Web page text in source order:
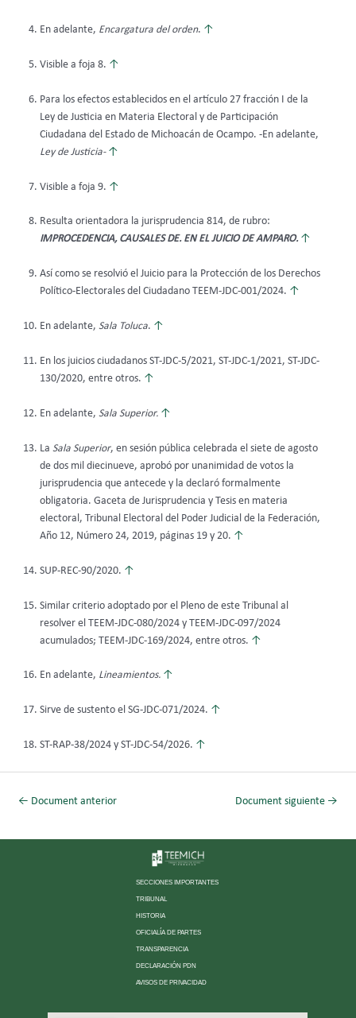
En adelante, Encargatura del orden. ↑
Visible a foja 8. ↑
Para los efectos establecidos en el artículo 27 fracción I de la
Ley de Justicia en Materia Electoral y de Participación
Ciudadana del Estado de Michoacán de Ocampo. -En adelante,
Ley de Justicia- ↑
Visible a foja 9. ↑
Resulta orientadora la jurisprudencia 814, de rubro:
IMPROCEDENCIA, CAUSALES DE. EN EL JUICIO DE AMPARO. ↑
Así como se resolvió el Juicio para la Protección de los Derechos
Político-Electorales del Ciudadano TEEM-JDC-001/2024. ↑
En adelante, Sala Toluca. ↑
En los juicios ciudadanos ST-JDC-5/2021, ST-JDC-1/2021, ST-JDC-
130/2020, entre otros. ↑
En adelante, Sala Superior. ↑
La Sala Superior, en sesión pública celebrada el siete de agosto
de dos mil diecinueve, aprobó por unanimidad de votos la
jurisprudencia que antecede y la declaró formalmente
obligatoria. Gaceta de Jurisprudencia y Tesis en materia
electoral, Tribunal Electoral del Poder Judicial de la Federación,
Año 12, Número 24, 2019, páginas 19 y 20. ↑
SUP-REC-90/2020. ↑
Similar criterio adoptado por el Pleno de este Tribunal al
resolver el TEEM-JDC-080/2024 y TEEM-JDC-097/2024
acumulados; TEEM-JDC-169/2024, entre otros. ↑
En adelante, Lineamientos. ↑
Sirve de sustento el SG-JDC-071/2024. ↑
ST-RAP-38/2024 y ST-JDC-54/2026. ↑
← Document anterior Document siguiente →
SECCIONES IMPORTANTES
TRIBUNAL
HISTORIA
OFICIALÍA DE PARTES
TRANSPARENCIA
DECLARACIÓN PDN
AVISOS DE PRIVACIDAD